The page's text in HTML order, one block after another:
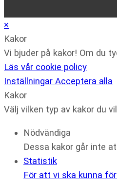
×
Kakor
Vi bjuder på kakor! Om du
Läs vår cookie policy
Inställningar Acceptera alla
Kakor
Välj vilken typ av kakor du
Nödvändiga
Dessa kakor går inte
Statistik
För att vi ska kunna